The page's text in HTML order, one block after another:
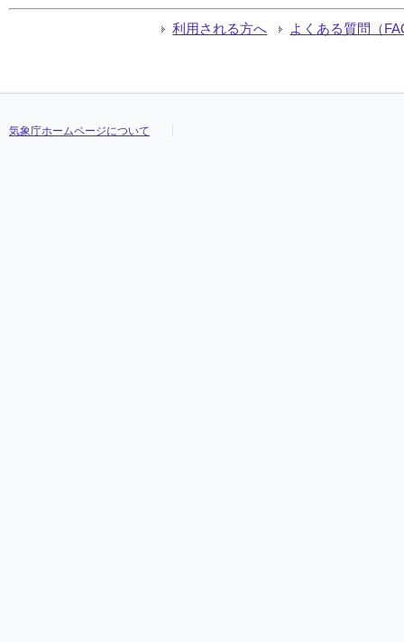
利用される方へ よくある質問（
気象庁ホームページについて